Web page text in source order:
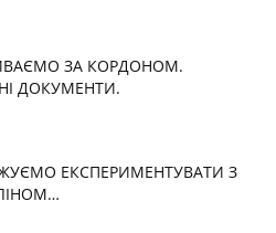
ЗА КОРДОНОМ.
ДОКУМЕНТИ.
ЕКСПЕРИМЕНТУВАТИ З